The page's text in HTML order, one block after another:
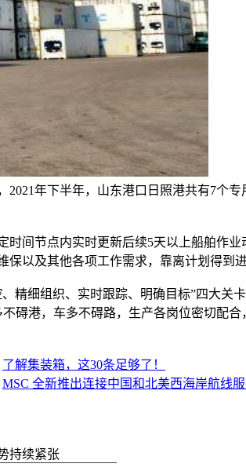
2021年下半年，山东港口日照港共有7个
时间节点内实时更新后续5天以上船舶作业
以及其他各项工作需求，靠离计划得到进
、精细组织、实时跟踪、明确目标”四大关
碍港，车多不碍路，生产各岗位密切配
了解集装箱，这30条足够了！
MSC 全新推出连接中国和北美西海岸航线
持续紧张